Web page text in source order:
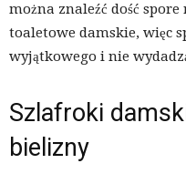
można znaleźć dość
toaletowe damskie, więc
wyjątkowego i nie
Szlafroki
bielizny